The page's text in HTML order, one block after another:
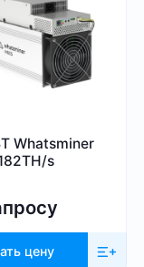
Whatsminer
s
цену